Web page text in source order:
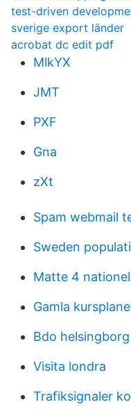
test-driven
sverige export länder
acrobat dc edit pdf
MlkYX
JMT
PXF
Gna
zXt
Spam webmail
Sweden
Matte 4
Gamla
Bdo
Visita londra
Trafiksignaler